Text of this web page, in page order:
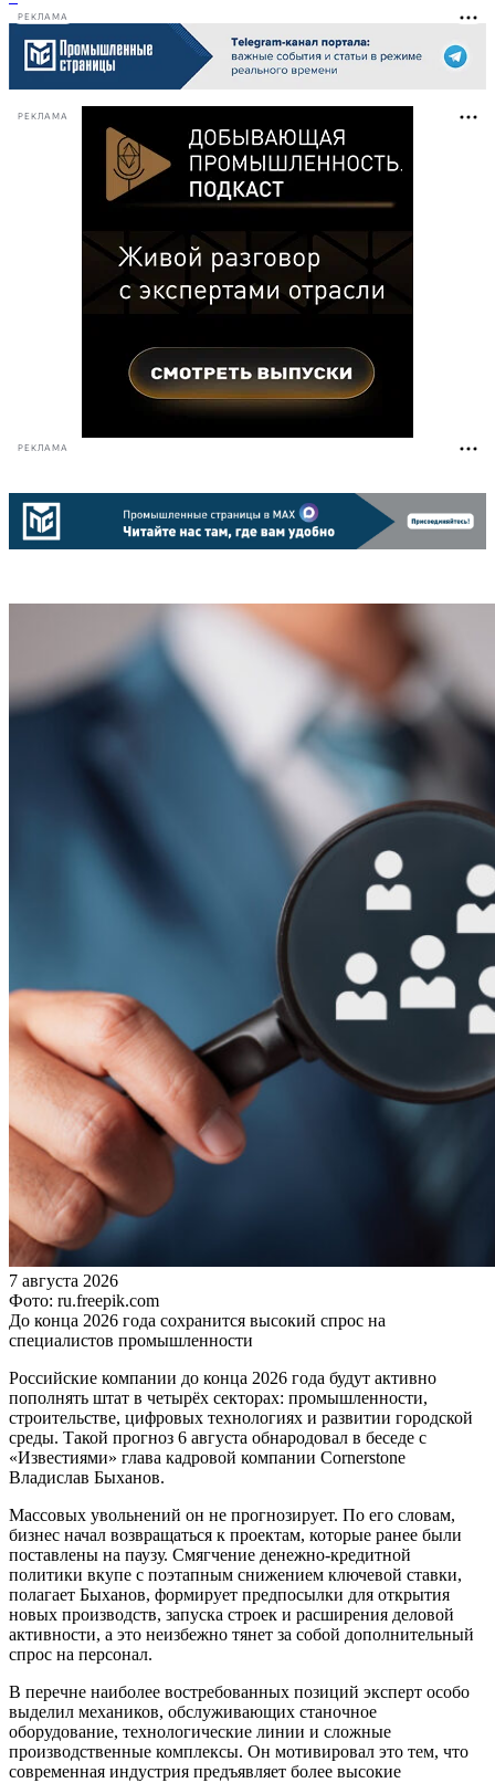
РЕКЛАМА
РЕКЛАМА
РЕКЛАМА
7 августа 2026
Фото: ru.freepik.com
До конца 2026 года сохранится высокий спрос на
специалистов промышленности
Российские компании до конца 2026 года будут активно
пополнять штат в четырёх секторах: промышленности,
строительстве, цифровых технологиях и развитии городской
среды. Такой прогноз 6 августа обнародовал в беседе с
«Известиями» глава кадровой компании Cornerstone
Владислав Быханов.
Массовых увольнений он не прогнозирует. По его словам,
бизнес начал возвращаться к проектам, которые ранее были
поставлены на паузу. Смягчение денежно-кредитной
политики вкупе с поэтапным снижением ключевой ставки,
полагает Быханов, формирует предпосылки для открытия
новых производств, запуска строек и расширения деловой
активности, а это неизбежно тянет за собой дополнительный
спрос на персонал.
В перечне наиболее востребованных позиций эксперт особо
выделил механиков, обслуживающих станочное
оборудование, технологические линии и сложные
производственные комплексы. Он мотивировал это тем, что
современная индустрия предъявляет более высокие